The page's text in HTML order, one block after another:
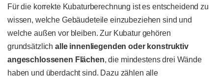
Für die korrekte Kubaturberechnung ist es entscheidend zu
wissen, welche Gebäudeteile einzubeziehen sind und
welche außen vor bleiben. Zur Kubatur gehören
grundsätzlich alle innenliegenden oder konstruktiv
angeschlossenen Flächen, die mindestens drei Wände
haben und überdacht sind. Dazu zählen alle